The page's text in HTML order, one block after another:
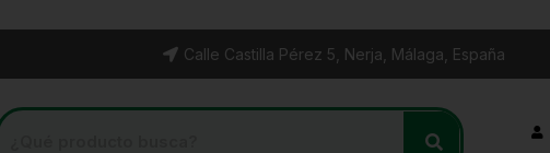
Calle Castilla Pérez 5, Nerja, Málaga, España